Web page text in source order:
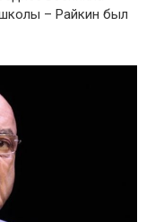
– Райкин был